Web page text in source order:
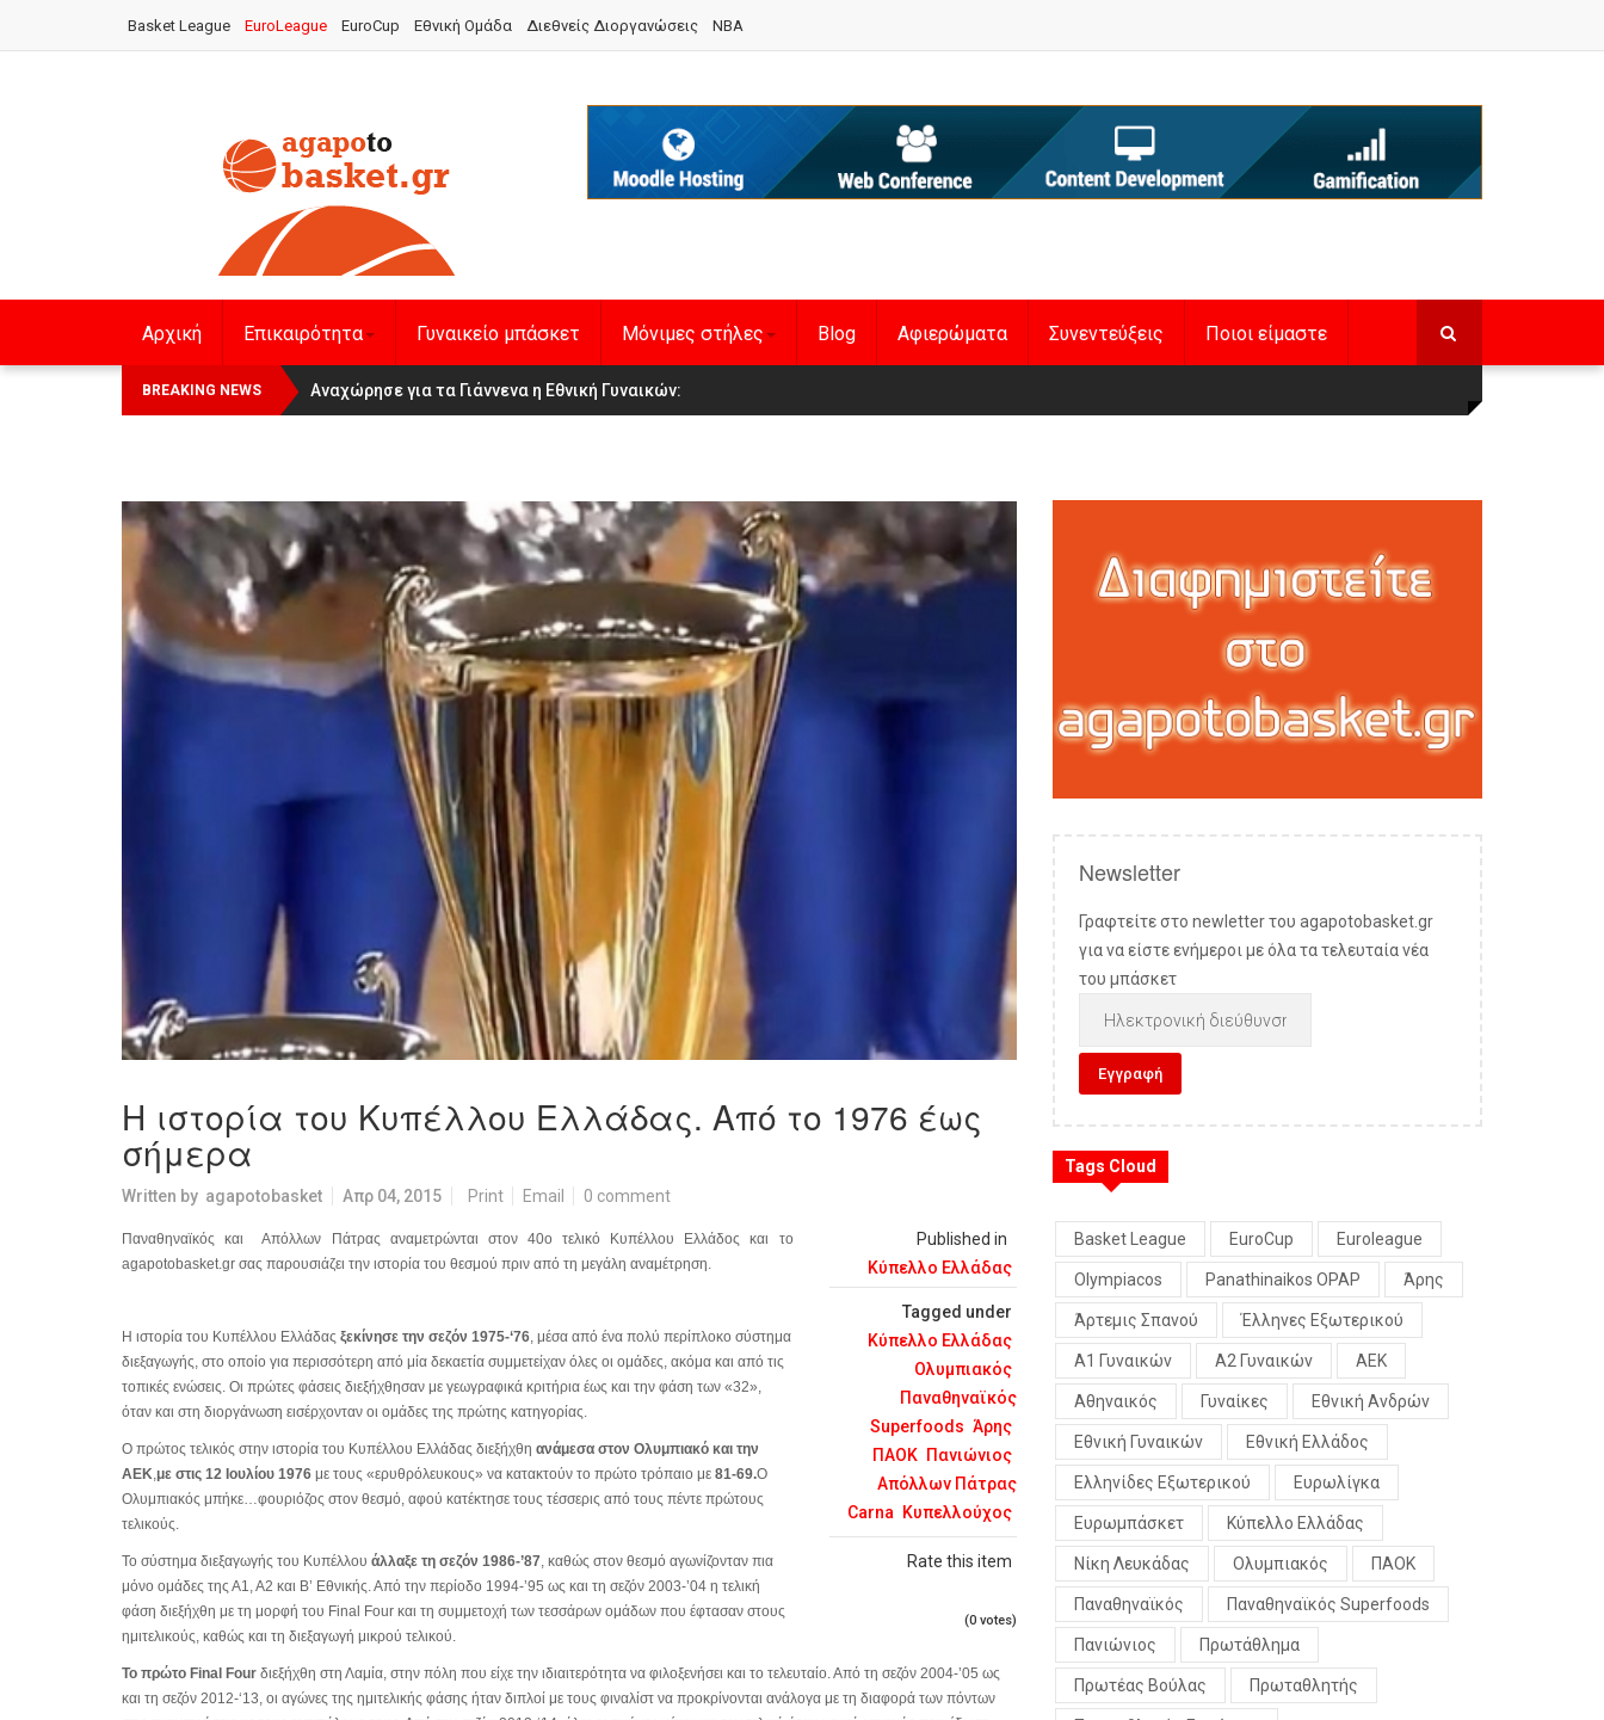
Basket League EuroLeague EuroCup Εθνική Ομάδα Διεθνείς Διοργανώσεις NBA
Αρχική Επικαιρότητα Γυναικείο μπάσκετ Μόνιμες στήλες Blog Αφιερώματα Συνεντεύξεις Ποιοι είμαστε
BREAKING NEWS Οι Πάνθηρες Καβάλας στην Women Basketball League 1
Αναχώρησε για τα Γιάννενα η Εθνική Γυναικών:
Η ιστορία του Κυπέλλου Ελλάδας. Από το 1976 έως
σήμερα
Written by agapotobasket Απρ 04, 2015 Print Email 0 comment
Published in
Κύπελλο Ελλάδας
Tagged under
Κύπελλο Ελλάδας
Ολυμπιακός
Παναθηναϊκός
Superfoods Άρης
ΠΑΟΚ Πανιώνιος
Απόλλων Πάτρας
Carna Κυπελλούχος
Rate this item
(0 votes)
Παναθηναϊκός και Απόλλων Πάτρας
αναμετρώνται στον 40ο τελικό Κυπέλλου Ελλάδος και το
agapotobasket.gr σας παρουσιάζει την ιστορία του θεσμού πριν από τη μεγάλη αναμέτρηση.
Η ιστορία του Κυπέλλου Ελλάδας ξεκίνησε την σεζόν 1975-‘76, μέσα από ένα πολύ περίπλοκο σύστημα
διεξαγωγής, στο οποίο για περισσότερη από μία δεκαετία συμμετείχαν όλες οι ομάδες, ακόμα και από τις
τοπικές ενώσεις. Οι πρώτες φάσεις διεξήχθησαν με γεωγραφικά κριτήρια έως και την φάση των «32»,
όταν και στη διοργάνωση εισέρχονταν οι ομάδες της πρώτης κατηγορίας.
Ο πρώτος τελικός στην ιστορία του Κυπέλλου Ελλάδας διεξήχθη ανάμεσα στον Ολυμπιακό και την
ΑΕΚ,με στις 12 Ιουλίου 1976 με τους «ερυθρόλευκους» να κατακτούν το πρώτο τρόπαιο με 81-69.Ο
Ολυμπιακός μπήκε…φουριόζος στον θεσμό, αφού κατέκτησε τους τέσσερις από τους πέντε πρώτους
τελικούς.
Το σύστημα διεξαγωγής του Κυπέλλου άλλαξε τη σεζόν 1986-’87, καθώς στον θεσμό αγωνίζονταν πια
μόνο ομάδες της Α1, Α2 και Β’ Εθνικής. Από την περίοδο 1994-’95 ως και τη σεζόν 2003-’04 η τελική
φάση διεξήχθη με τη μορφή του Final Four και τη συμμετοχή των τεσσάρων ομάδων που έφτασαν στους
ημιτελικούς, καθώς και τη διεξαγωγή μικρού τελικού.
Το πρώτο Final Four διεξήχθη στη Λαμία, στην πόλη που είχε την ιδιαιτερότητα να φιλοξενήσει και το τελευταίο. Από τη σεζόν 2004-’05 ως
και τη σεζόν 2012-‘13, οι αγώνες της ημιτελικής φάσης ήταν διπλοί με τους φιναλίστ να προκρίνονται ανάλογα με τη διαφορά των πόντων
Newsletter
Γραφτείτε στο newletter του agapotobasket.gr
για να είστε ενήμεροι με όλα τα τελευταία νέα
του μπάσκετ
Tags Cloud
Basket League EuroCup Euroleague
Olympiacos Panathinaikos OPAP Άρης
Άρτεμις Σπανού Έλληνες Εξωτερικού
Α1 Γυναικών Α2 Γυναικών ΑΕΚ
Αθηναικός Γυναίκες Εθνική Ανδρών
Εθνική Γυναικών Εθνική Ελλάδος
Ελληνίδες Εξωτερικού Ευρωλίγκα
Ευρωμπάσκετ Κύπελλο Ελλάδας
Νίκη Λευκάδας Ολυμπιακός ΠΑΟΚ
Παναθηναϊκός Παναθηναϊκός Superfoods
Πανιώνιος Πρωτάθλημα
Πρωτέας Βούλας Πρωταθλητής